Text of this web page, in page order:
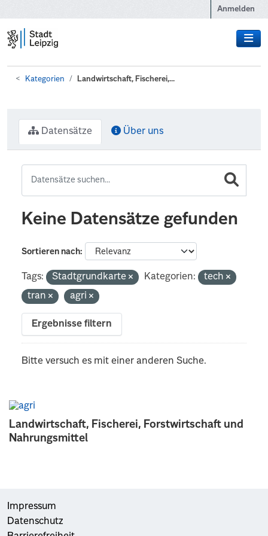
Anmelden
Kategorien Landwirtschaft, Fischerei,...
Landwirtschaft, Fischerei, Forstwirtschaft und
Nahrungsmittel
Datensätze Über uns
Keine Datensätze gefunden
Sortieren nach
Tags: Stadtgrundkarte Kategorien:
tech
tran
agri
Ergebnisse filtern
Bitte versuch es mit einer anderen Suche.
Impressum
Datenschutz